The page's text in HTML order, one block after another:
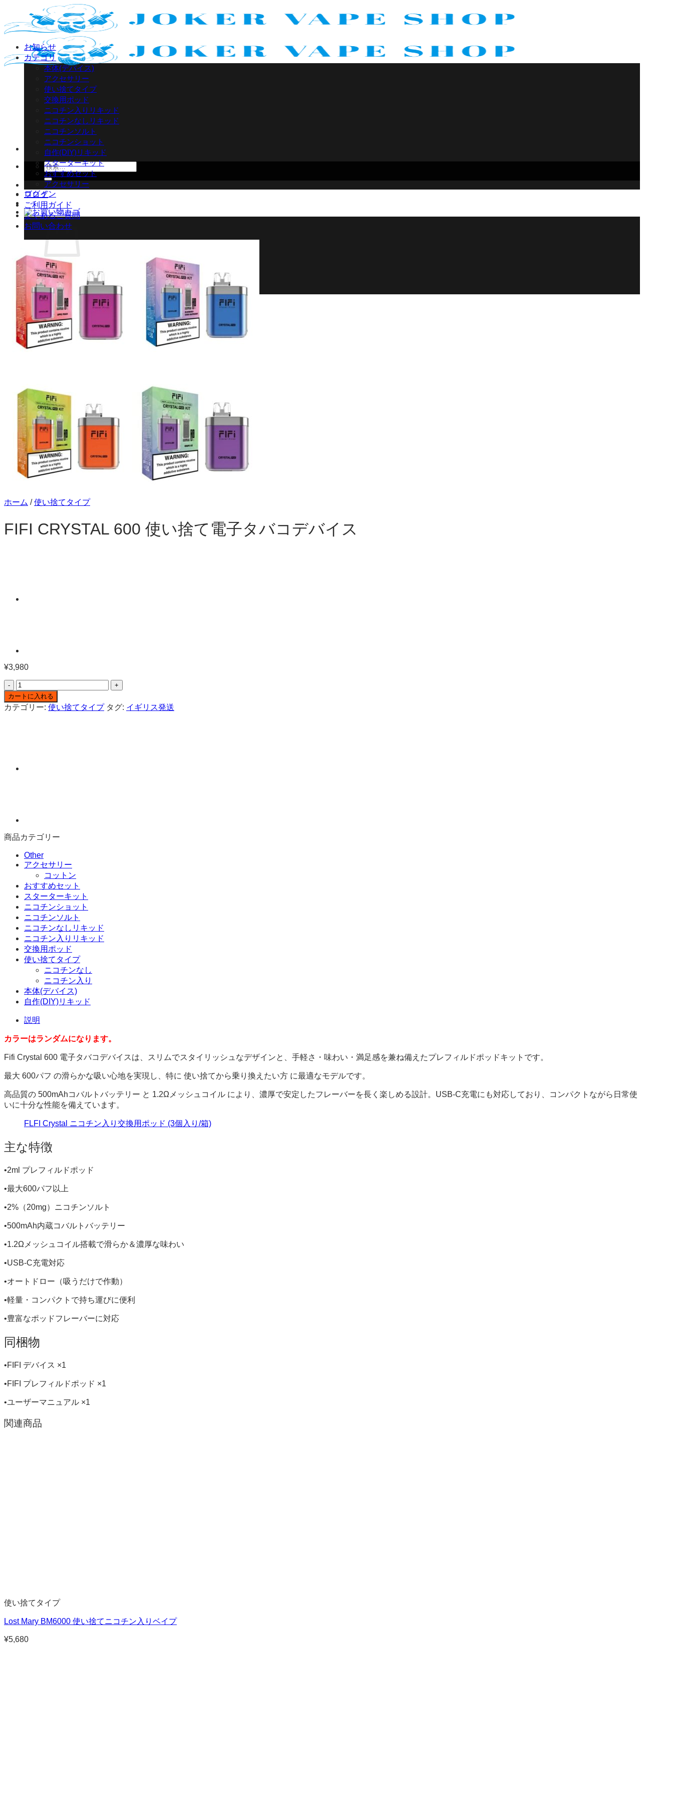
content
検
索
対
象:
ログイン
お買い物カゴに商品がありません。
ショップに戻る
カート 0 商品 合計金額：
お買い物カゴ
お買い物カゴに商品がありません。
お知らせ
カテゴリ
本体(デバイス)
アクセサリー
使い捨てタイプ
交換用ポッド
ニコチン入りリキッド
ニコチンなしリキッド
ニコチンソルト
ニコチンショット
自作(DIY)リキッド
スターターキット
おすすめセット
アクセサリー
ブログ
ご利用ガイド
よくあるご質問
お問い合わせ
ホーム / 使い捨てタイプ
FIFI CRYSTAL 600 使い捨て電子タバコデバイス
¥3,980
FIFI
CRYSTAL
600
使
ス
カートに入れる
カテゴリー: 使い捨てタイプ タグ: イギリス発送
商品カテゴリー
Other
アクセサリー
コットン
おすすめセット
スターターキット
ニコチンショット
ニコチンソルト
ニコチンなしリキッド
ニコチン入りリキッド
交換用ポッド
使い捨てタイプ
ニコチンなし
ニコチン入り
本体(デバイス)
自作(DIY)リキッド
説明
カラーはランダムになります。
Fifi Crystal 600 電子タバコデバイスは、スリムでスタイリッシュなデザインと、手軽さ・味わい・満足感を兼ね備えたプレフィルドポッドキットです。
最大 600パフ の滑らかな吸い心地を実現し、特に 使い捨てから乗り換えたい方 に最適なモデルです。
高品質の 500mAhコバルトバッテリー と 1.2Ωメッシュコイル により、濃厚で安定したフレーバーを長く楽しめる設計。USB-C充電にも対応しており、コンパクトながら日常使
いに十分な性能を備えています。
FLFI Crystal ニコチン入り交換用ポッド (3個入り/箱)
主な特徴
•2ml プレフィルドポッド
•最大600パフ以上
•2%（20mg）ニコチンソルト
•500mAh内蔵コバルトバッテリー
•1.2Ωメッシュコイル搭載で滑らか＆濃厚な味わい
•USB-C充電対応
•オートドロー（吸うだけで作動）
•軽量・コンパクトで持ち運びに便利
•豊富なポッドフレーバーに対応
同梱物
•FIFI デバイス ×1
•FIFI プレフィルドポッド ×1
•ユーザーマニュアル ×1
関連商品
使い捨てタイプ
Lost Mary BM6000 使い捨てニコチン入りベイプ
¥5,680